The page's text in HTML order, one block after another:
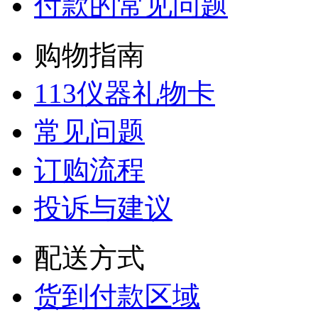
购物指南
113仪器礼物卡
常见问题
订购流程
投诉与建议
配送方式
货到付款区域